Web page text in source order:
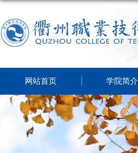
网站首页 学院简介